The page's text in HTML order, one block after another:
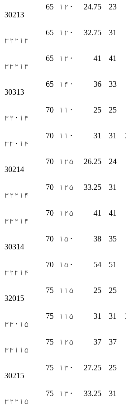
30213
65 ۱۲۰ 24.75 23
۳۲۲۱۳
65 ۱۲۰ 32.75 31
۳۳۲۱۳
65 ۱۲۰ 41 41
30313
65 ۱۴۰ 36 33
۳۲۰۱۴
70 ۱۱۰ 25 25
۳۳۰۱۴
70 ۱۱۰ 31 31
30214
70 ۱۲۵ 26.25 24
۳۲۲۱۴
70 ۱۲۵ 33.25 31
۳۳۲۱۴
70 ۱۲۵ 41 41
30314
70 ۱۵۰ 38 35
۳۲۳۱۴
70 ۱۵۰ 54 51
32015
75 ۱۱۵ 25 25
۳۳۰۱۵
75 ۱۱۵ 31 31
۳۳۱۱۵
75 ۱۲۵ 37 37
30215
75 ۱۳۰ 27.25 25
۳۲۲۱۵
75 ۱۳۰ 33.25 31